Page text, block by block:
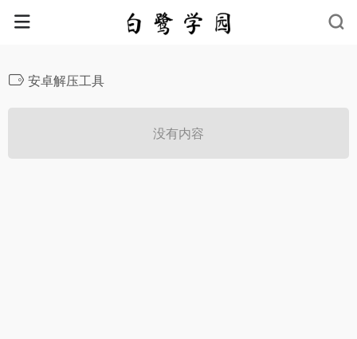
安卓解压工具
没有内容